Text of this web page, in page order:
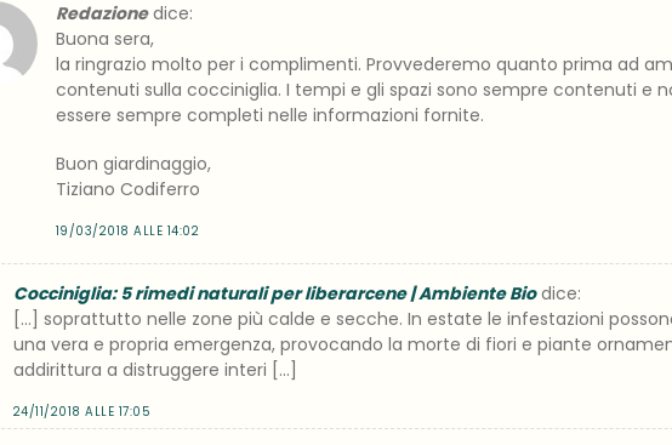
Redazione dice:
Buona sera,
la ringrazio molto per i complimenti. Provvederemo quanto prima ad
contenuti sulla cocciniglia. I tempi e gli spazi sono sempre contenuti e
essere sempre completi nelle informazioni fornite.
Buon giardinaggio,
Tiziano Codiferro
19/03/2018 ALLE 14:02
Cocciniglia: 5 rimedi naturali per liberarcene | Ambiente Bio dice:
[…] soprattutto nelle zone più calde e secche. In estate le infestazioni
una vera e propria emergenza, provocando la morte di fiori e piante
addirittura a distruggere interi […]
24/11/2018 ALLE 17:05